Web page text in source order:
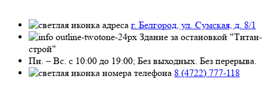
г. Белгород, ул. Сумская, д. 8/1
Здание за остановкой "Титан-
строй"
Пн. – Вс. с 10:00 до 19:00; Без выходных. Без перерыва.
8 (4722) 777-118